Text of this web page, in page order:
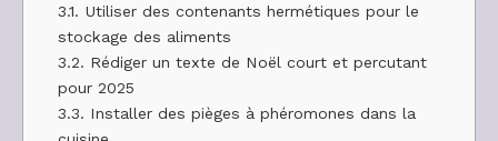
3.1. Utiliser des contenants hermétiques pour le
stockage des aliments
3.2. Rédiger un texte de Noël court et percutant
pour 2025
3.3. Installer des pièges à phéromones dans la